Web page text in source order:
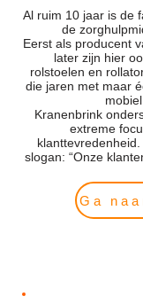
Al ruim 10 jaar is de
de
Eerst als producent
later zijn hier
rolstoelen en
die jaren met maar
Kranenbrink
extreme
slogan: “Onze